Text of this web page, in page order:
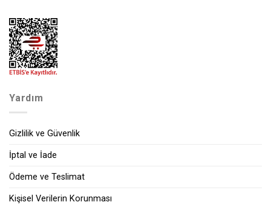
Yardım
Gizlilik ve Güvenlik
İptal ve İade
Ödeme ve Teslimat
Kişisel Verilerin Korunması